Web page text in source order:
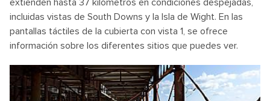
extienden hasta 37 kilómetros en condiciones despejadas,
incluidas vistas de South Downs y la Isla de Wight. En las
pantallas táctiles de la cubierta con vista 1, se ofrece
información sobre los diferentes sitios que puedes ver.